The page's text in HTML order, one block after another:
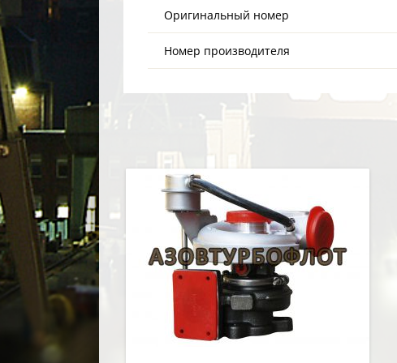
Оригинальный номер
Номер производителя